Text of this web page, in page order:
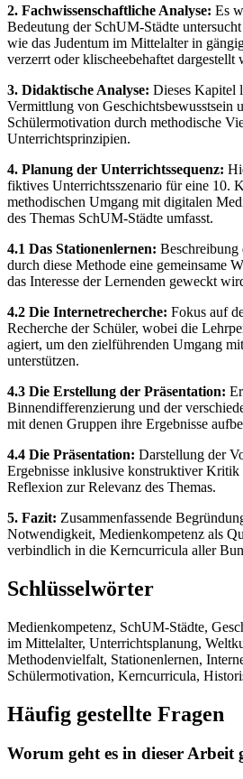
2. Fachwissenschaftliche Analyse: Es
Bedeutung der SchUM-Städte
wie das Judentum im Mittelalter in
verzerrt oder klischeebehaftet dargestellt
3. Didaktische Analyse: Dieses Kapitel
Vermittlung von Geschichtsbewusstsein
Schülermotivation durch methodische
Unterrichtsprinzipien.
4. Planung der Unterrichtssequenz:
fiktives Unterrichtsszenario für eine 10.
methodischen Umgang mit digitalen
des Themas SchUM-Städte umfasst.
4.1 Das Stationenlernen: Beschreibung
durch diese Methode eine gemeinsame
das Interesse der Lernenden geweckt
4.2 Die Internetrecherche: Fokus auf
Recherche der Schüler, wobei die
agiert, um den zielführenden Umgang
unterstützen.
4.3 Die Erstellung der Präsentation:
Binnendifferenzierung und der
mit denen Gruppen ihre Ergebnisse
4.4 Die Präsentation: Darstellung der
Ergebnisse inklusive konstruktiver Kritik
Reflexion zur Relevanz des Themas.
5. Fazit: Zusammenfassende
Notwendigkeit, Medienkompetenz als
verbindlich in die Kerncurricula aller
Schlüsselwörter
Medienkompetenz, SchUM-Städte,
im Mittelalter, Unterrichtsplanung,
Methodenvielfalt, Stationenlernen,
Schülermotivation, Kerncurricula,
Häufig gestellte Fragen
Worum geht es in dieser Arbeit